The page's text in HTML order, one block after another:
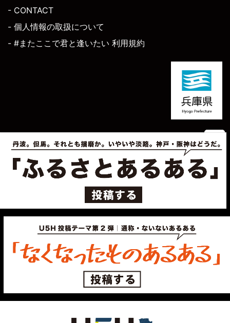
- CONTACT
- 個人情報の取扱について
- #またここで君と逢いたい 利用規約